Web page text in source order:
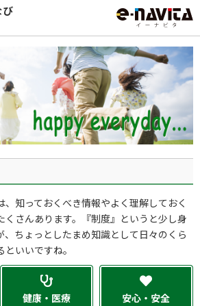
び
知っておくべき情報やよく理解しておく
くさんあります。『制度』というと少し身
、ちょっとしたまめ知識として日々のくら
いいですね。
健康・医療 安心・安全